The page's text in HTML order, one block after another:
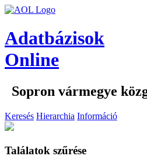
Adatbázisok
Online
Sopron vármegye
Keresés Hierarchia Információ
Találatok szűrése